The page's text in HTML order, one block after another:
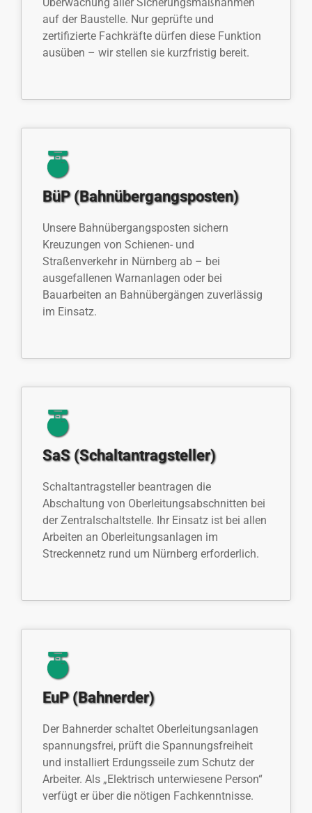
auf der Baustelle. Nur geprüfte und
zertifizierte Fachkräfte dürfen diese Funktion
ausüben – wir stellen sie kurzfristig bereit.
BüP (Bahnübergangsposten)
Unsere Bahnübergangsposten sichern
Kreuzungen von Schienen- und
Straßenverkehr in Nürnberg ab – bei
ausgefallenen Warnanlagen oder bei
Bauarbeiten an Bahnübergängen zuverlässig
im Einsatz.
SaS (Schaltantragsteller)
Schaltantragsteller beantragen die
Abschaltung von Oberleitungsabschnitten bei
der Zentralschaltstelle. Ihr Einsatz ist bei allen
Arbeiten an Oberleitungsanlagen im
Streckennetz rund um Nürnberg erforderlich.
EuP (Bahnerder)
Der Bahnerder schaltet Oberleitungsanlagen
spannungsfrei, prüft die Spannungsfreiheit
und installiert Erdungsseile zum Schutz der
Arbeiter. Als „Elektrisch unterwiesene Person“
verfügt er über die nötigen Fachkenntnisse.